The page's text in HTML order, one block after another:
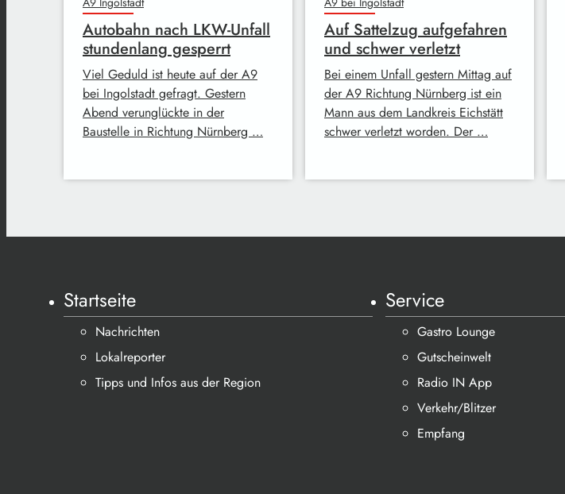
Autobahn nach LKW-Unfall
stundenlang gesperrt
Viel Geduld ist heute auf der A9
bei Ingolstadt gefragt. Gestern
Abend verunglückte in der
Baustelle in Richtung Nürnberg …
Auf Sattelzug aufgefahren
und schwer verletzt
Bei einem Unfall gestern Mittag auf
der A9 Richtung Nürnberg ist ein
Mann aus dem Landkreis Eichstätt
schwer verletzt worden. Der …
Startseite
Nachrichten
Lokalreporter
Tipps und Infos aus der Region
Service
Gastro Lounge
Gutscheinwelt
Radio IN App
Verkehr/Blitzer
Empfang